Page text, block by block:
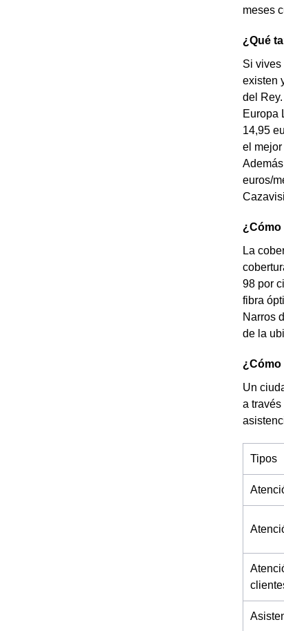
meses
¿Qué
Si vives
existen
del
Europa
14,95
el mejor
euros/
¿Cómo
La
98 por
fibra
Narros
de la
¿Cómo
Un
a
Tipos